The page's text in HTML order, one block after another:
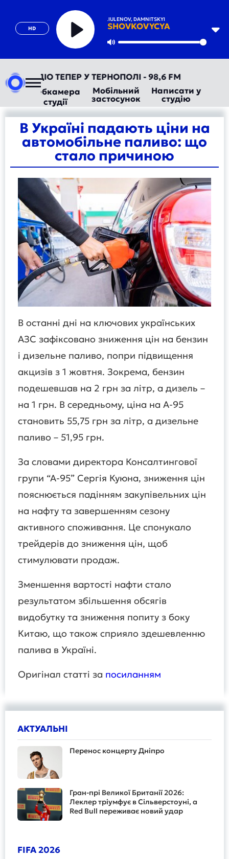
HD
IVAN LIULENOV, DAMNITSKYI
SHOVKOVYCYA
Play
ТЕПЕР У ТЕРНОПОЛІ - 98,6 FM
Вебкамера
студії
Мобільний
застосунок
Написати у
студію
В Україні падають ціни на
автомобільне паливо: що
стало причиною
В останні дні на ключових українських
АЗС зафіксовано зниження цін на бензин
і дизельне паливо, попри підвищення
акцизів з 1 жовтня. Зокрема, бензин
подешевшав на 2 грн за літр, а дизель –
на 1 грн. В середньому, ціна на А-95
становить 55,75 грн за літр, а дизельне
паливо – 51,95 грн.
За словами директора Консалтингової
групи “А-95” Сергія Куюна, зниження цін
пояснюється падінням закупівельних цін
на нафту та завершенням сезону
активного споживання. Це спонукало
трейдерів до зниження цін, щоб
стимулювати продаж.
Зменшення вартості нафти стало
результатом збільшення обсягів
видобутку та зниження попиту з боку
Китаю, що також сприяло здешевленню
палива в Україні.
Оригінал статті за посиланням
АКТУАЛЬНІ
Перенос концерту Дніпро
Гран-прі Великої Британії 2026:
Леклер тріумфує в Сільверстоуні, а
Red Bull переживає новий удар
FIFA 2026